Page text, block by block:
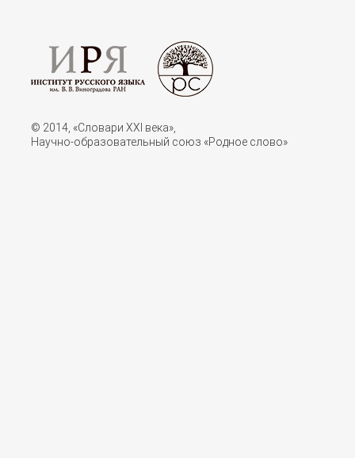
© 2014, «Словари XXI векa»,
Научно-образовательный союз «Родное слово»